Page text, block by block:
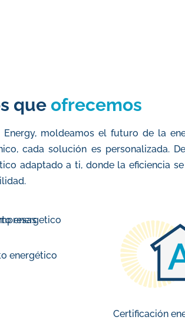
queofrecemos
Energy, moldeamos el futuro de la
cada solución es personalizada.
adaptado a ti, donde la eficiencia
energético
Certificación